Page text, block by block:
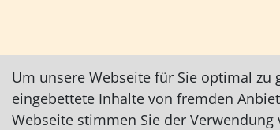
Um unsere Webseite für Sie optimal
eingebettete Inhalte von fremden
Webseite stimmen Sie der